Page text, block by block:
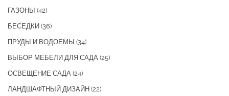
ГАЗОНЫ (42)
БЕСЕДКИ (36)
ПРУДЫ И ВОДОЕМЫ (34)
ВЫБОР МЕБЕЛИ ДЛЯ САДА (25)
ОСВЕЩЕНИЕ САДА (24)
ЛАНДШАФТНЫЙ ДИЗАЙН (22)